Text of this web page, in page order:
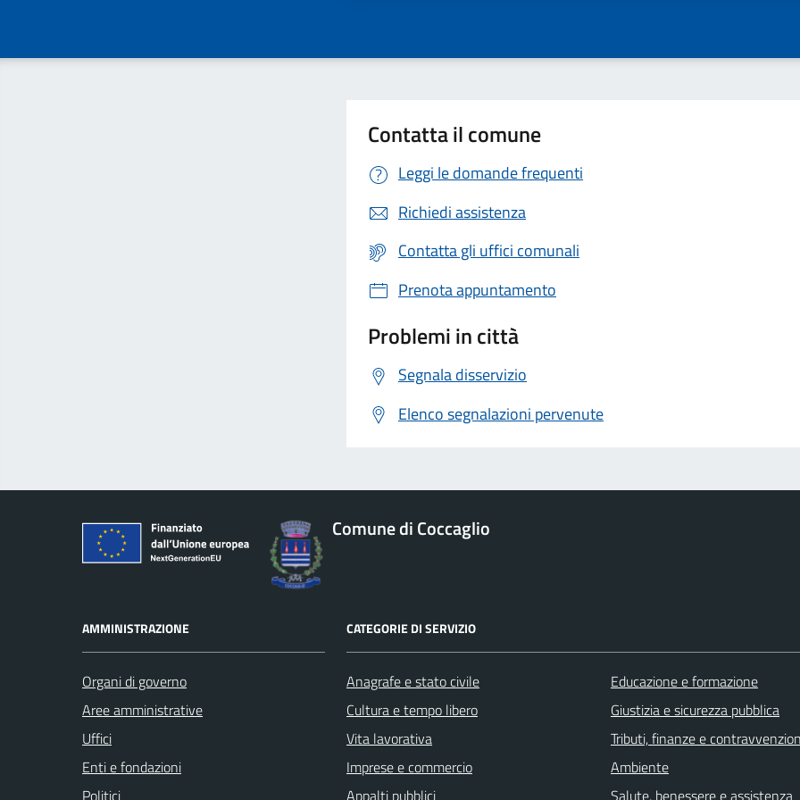
Contatta il comune
Leggi le domande frequenti
Richiedi assistenza
Contatta gli uffici comunali
Prenota appuntamento
Problemi in città
Segnala disservizio
Elenco segnalazioni pervenute
Comune di Coccaglio
AMMINISTRAZIONE
Organi di governo
Aree amministrative
Uffici
Enti e fondazioni
CATEGORIE DI SERVIZIO
Anagrafe e stato civile
Cultura e tempo libero
Vita lavorativa
Imprese e commercio
Educazione e formazione
Giustizia e sicurezza pubblica
Tributi, finanze e
Ambiente